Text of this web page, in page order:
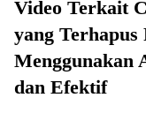
Video Terkait
yang Terhapus
Menggunakan
dan Efektif